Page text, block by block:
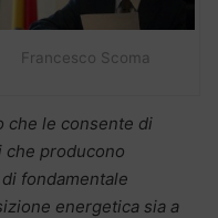
Francesco Scoma
che le consente di
producono
fondamentale
energetica sia a